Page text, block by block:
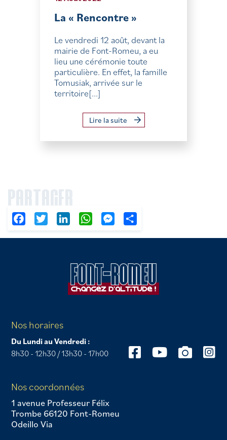
La « Rencontre »
Le vendredi 12 août, devant la
mairie de Font-Romeu, a eu
lieu une cérémonie toute
particulière. En effet, la famille
Tomusiak, arrivée sur le
territoire[...]
Lire la suite
PARTAGER
FacebookTwitter LinkedIn WhatsAppMessenger
Nos horaires
Du Lundi au Vendredi :
8h30 - 12h30 / 13h30 - 17h00
Nos coordonnées
1 avenue Professeur Félix
Trombe 66120 Font-Romeu
Odeillo Via